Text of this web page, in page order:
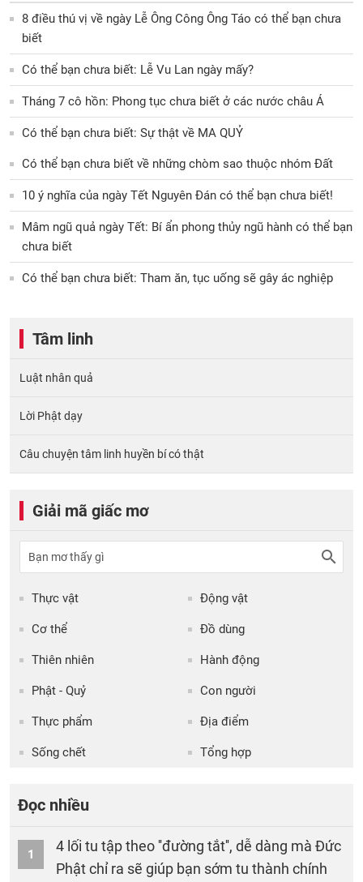
8 điều thú vị về ngày Lễ Ông Công Ông Táo có thể bạn chưa
biết
Có thể bạn chưa biết: Lễ Vu Lan ngày mấy?
Tháng 7 cô hồn: Phong tục chưa biết ở các nước châu Á
Có thể bạn chưa biết: Sự thật về MA QUỶ
Có thể bạn chưa biết về những chòm sao thuộc nhóm Đất
10 ý nghĩa của ngày Tết Nguyên Đán có thể bạn chưa biết!
Mâm ngũ quả ngày Tết: Bí ẩn phong thủy ngũ hành có thể bạn
chưa biết
Có thể bạn chưa biết: Tham ăn, tục uống sẽ gây ác nghiệp
Tâm linh
Luật nhân quả
Lời Phật dạy
Câu chuyện tâm linh huyền bí có thật
Giải mã giấc mơ
Thực vật Động vật
Cơ thể Đồ dùng
Thiên nhiên Hành động
Phật - Quỷ Con người
Thực phẩm Địa điểm
Sống chết Tổng hợp
Đọc nhiều
1
4 lối tu tập theo ''đường tắt'', dễ dàng mà Đức
Phật chỉ ra sẽ giúp bạn sớm tu thành chính